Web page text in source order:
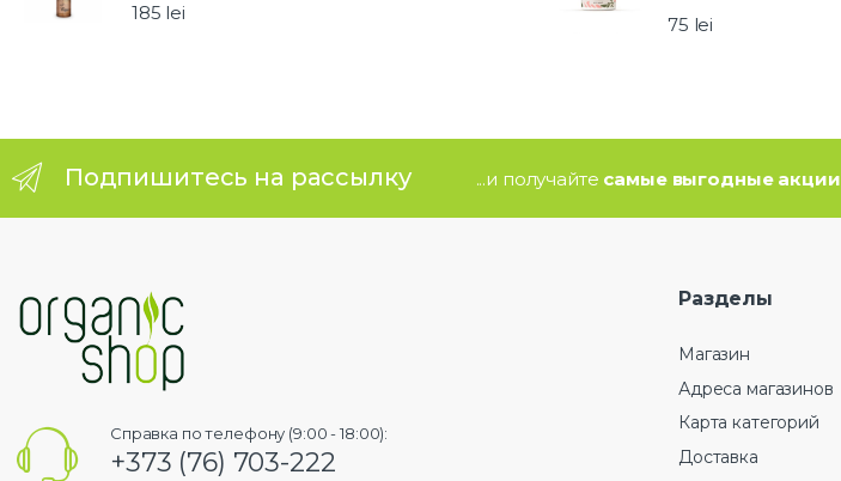
185 lei 75 lei
Подпишитесь на рассылку ...и получайте самые выгодные акции
Справка по телефону (9:00 - 18:00):
+373 (76) 703-222
Разделы
Магазин
Адреса магазинов
Карта категорий
Доставка